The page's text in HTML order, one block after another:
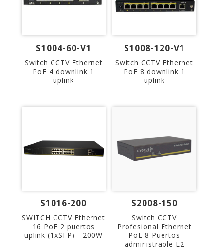
S1004-60-V1
Switch CCTV Ethernet
PoE 4 downlink 1
uplink
S1008-120-V1
Switch CCTV Ethernet
PoE 8 downlink 1
uplink
S1016-200
SWITCH CCTV Ethernet
16 PoE 2 puertos
uplink (1xSFP) - 200W
S2008-150
Switch CCTV
Profesional Ethernet
PoE 8 Puertos
administrable L2